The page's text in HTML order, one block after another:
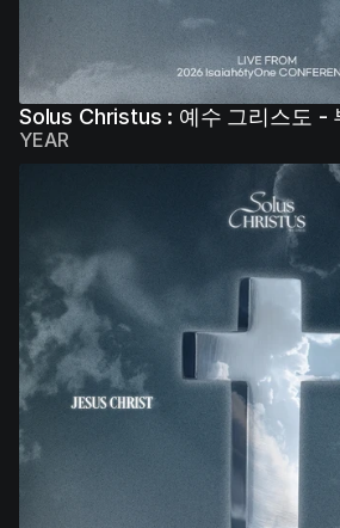
Solus Christus : 예수 그리스도 -
YEAR